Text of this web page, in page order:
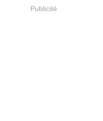
Publicité